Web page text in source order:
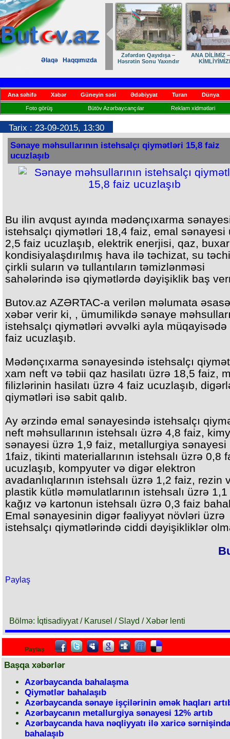
Əlaqə Haqqımızda
Zəfərdən Qayıdışa –
Həsrətin Sonu Yaxındır
ANA DİLİMİZ
Ana səhifə Xəbər Güneyin səsi Ədəbiyyat Turan Dünya
Foto görüş Bütöv Azərbaycançılar Reklam xidmətləri
Tarix : 23-09-2015, 13:30
Sənaye məhsullarının istehsalçı qiymətləri 15,8 faiz
ucuzlaşıb
Bu ilin avqust ayında mədənçıxarma
istehsalçı qiymətləri 18,4 faiz, emal sənayesi
2,5 faiz ucuzlaşıb, elektrik enerjisi, qaz,
kondisiyalaşdırılmış hava ilə təchizat, su
çirkli suların və tullantıların təmizlənməsi
sahələrində isə qiymətlərdə dəyişiklik baş
Butov.az AZƏRTAC-a verilən məlumata
xəbər verir ki, , ümumilikdə sənaye
istehsalçı qiymətləri əvvəlki ayla müqayisədə
faiz ucuzlaşıb.
Mədənçıxarma sənayesində istehsalçı
xam neft və təbii qaz hasilatı üzrə 18,5 faiz,
filizlərinin hasilatı üzrə 4 faiz ucuzlaşıb,
qiymətləri isə sabit qalıb.
Ay ərzində emal sənayesində istehsalçı
neft məhsullarının istehsalı üzrə 4,8 faiz,
sənayesi üzrə 1,9 faiz, metallurgiya sənayesi
1faiz, tikinti materiallarının istehsalı üzrə 0,8
ucuzlaşıb, kompyuter və digər elektron
avadanlıqlarının istehsalı üzrə 1,2 faiz, rezin
plastik kütlə məmulatlarının istehsalı üzrə
kağız və kartonun istehsalı üzrə 0,3 faiz
Emal sənayesinin digər fəaliyyət növləri üzrə
istehsalçı qiymətlərində ciddi dəyişikliklər
Paylaş
Bölmə: İqtisadiyyat / Karusel / Slayd / Xəbər lenti
Paylaş
Başqa xəbərlər
Azərbaycanda bahalaşma
Qiymətlər bahalaşıb
Azərbaycanda sənaye işçilərinin əmək haqları
Azərbaycanın metallurgiya sənayesi 12% artıb
Azərbaycanda hava nəqliyyatı ilə xaricə
bahalaşıb